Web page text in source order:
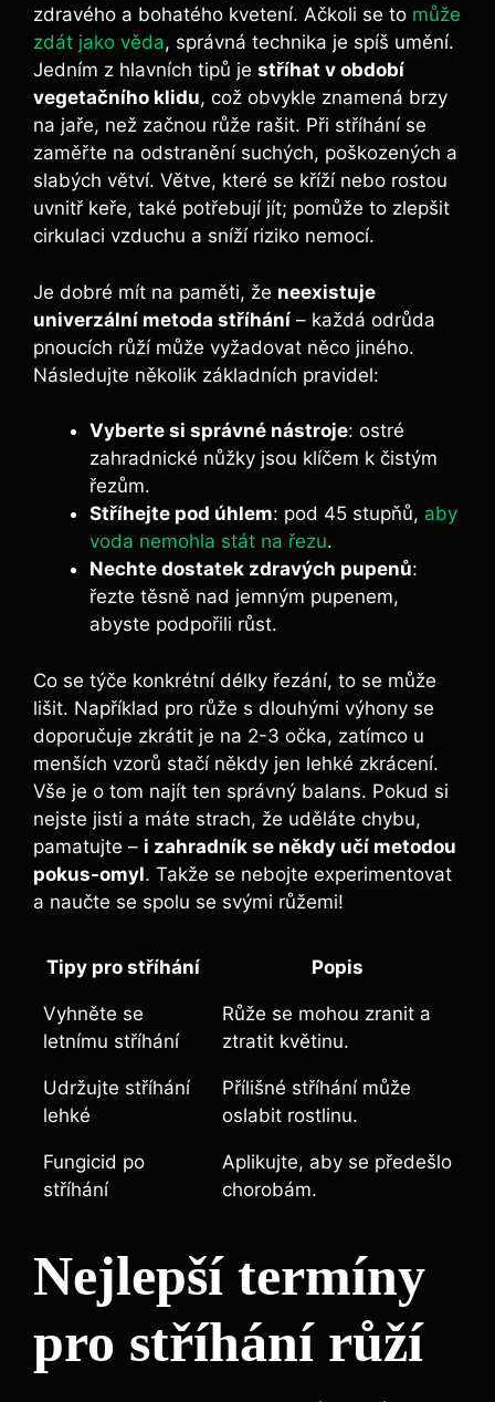
zdravého a bohatého kvetení. Ačkoli⁣ se to může
zdát jako věda, ​správná technika ⁢je spíš umění.
Jedním z hlavních‌ tipů ⁣je stříhat ‌v období
vegetačního⁣ klidu, ​což obvykle znamená brzy
na jaře, než začnou růže rašit. Při stříhání se
⁤zaměřte na odstranění‍ suchých, poškozených a‍
slabých ⁣větví. ‌Větve, ⁢které se ⁣kříží nebo rostou
uvnitř keře, také potřebují jít;‌ pomůže to zlepšit
‍cirkulaci vzduchu a sníží riziko ⁣nemocí.
Je dobré mít na paměti, že neexistuje
univerzální metoda stříhání – každá odrůda‍
pnoucích růží může⁤ vyžadovat ⁣něco⁤ jiného.
Následujte několik základních ​pravidel:
Vyberte‍ si správné nástroje: ostré
zahradnické nůžky⁣ jsou klíčem k čistým
řezům.
Stříhejte‌ pod ‌úhlem: pod 45 ⁤stupňů, aby
voda nemohla stát na řezu.
Nechte dostatek zdravých pupenů:
řezte těsně nad jemným pupenem,
abyste podpořili růst.
Co se týče konkrétní délky řezání, to se může
lišit. Například⁣ pro růže s dlouhými výhony ​se⁤
doporučuje ‍zkrátit ⁣je na 2-3 očka, ⁣zatímco u
⁤menších ⁢vzorů⁤ stačí někdy jen lehké zkrácení.
Vše je o tom najít ten správný​ balans. ‌Pokud si
nejste jisti a​ máte strach, že uděláte chybu,
pamatujte ‌– i⁤ zahradník ‍se někdy‌ učí metodou
pokus-omyl. Takže se nebojte experimentovat
a naučte se spolu se svými růžemi!
Tipy pro stříhání Popis
Vyhněte se
letnímu stříhání
Růže​ se mohou zranit a
ztratit květinu.
Udržujte ​stříhání
lehké
Přílišné stříhání může ​
oslabit rostlinu.
Fungicid⁤ po ​
stříhání
Aplikujte, aby se předešlo
chorobám.
Nejlepší termíny
pro stříhání růží